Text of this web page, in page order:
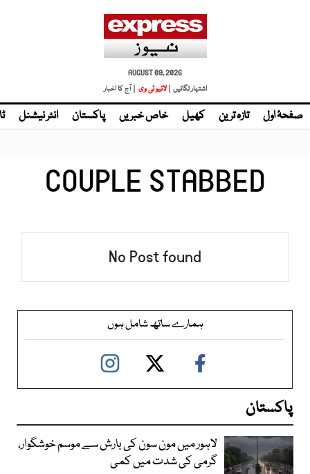
AUGUST 09, 2026
اشتہار لگائیں | لائیو ٹی وی | آج کا اخبار
صفحۂ اول تازہ ترین کھیل خاص خبریں پاکستان انٹر نیشنل
COUPLE STABBED
No Post found
ہمارے ساتھ شامل ہوں
پاکستان
لاہور میں مون سون کی بارش سے موسم خوشگوار،
گرمی کی شدت میں کمی